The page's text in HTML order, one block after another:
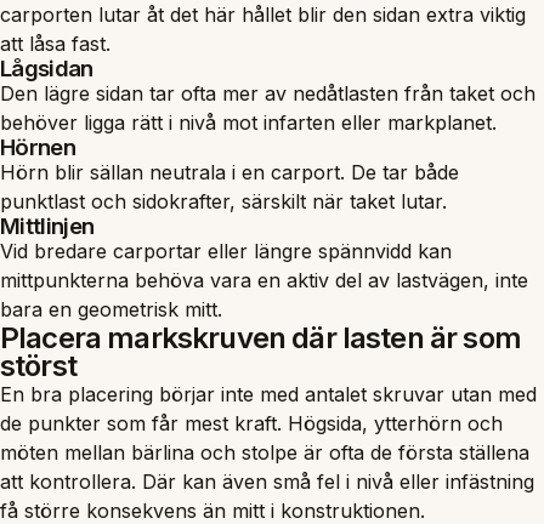
carporten lutar åt det här hållet blir den sidan extra viktig
att låsa fast.
Lågsidan
Den lägre sidan tar ofta mer av nedåtlasten från taket och
behöver ligga rätt i nivå mot infarten eller markplanet.
Hörnen
Hörn blir sällan neutrala i en carport. De tar både
punktlast och sidokrafter, särskilt när taket lutar.
Mittlinjen
Vid bredare carportar eller längre spännvidd kan
mittpunkterna behöva vara en aktiv del av lastvägen, inte
bara en geometrisk mitt.
Placera markskruven där lasten är som
störst
En bra placering börjar inte med antalet skruvar utan med
de punkter som får mest kraft. Högsida, ytterhörn och
möten mellan bärlina och stolpe är ofta de första ställena
att kontrollera. Där kan även små fel i nivå eller infästning
få större konsekvens än mitt i konstruktionen.